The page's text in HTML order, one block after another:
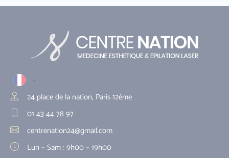
24 place de la nation, Paris 12ème
01 43 44 78 97
centrenation24@gmail.com
Lun – Sam : 9h00 – 19h00